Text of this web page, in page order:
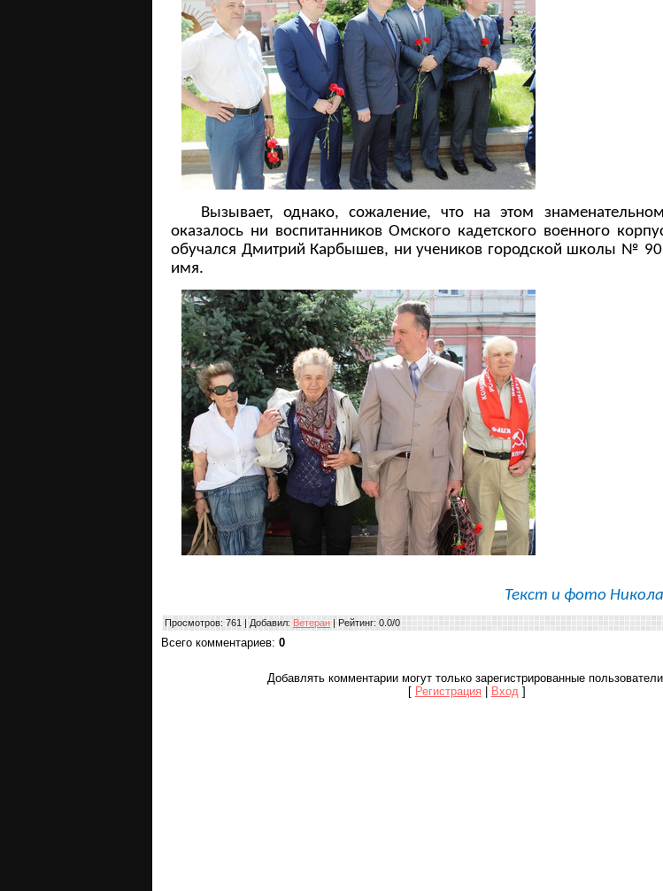
Вызывает, однако, сожаление, что на этом
оказалось ни воспитанников Омского кадетского военного
обучался Дмитрий Карбышев, ни учеников городской школы №
имя.
Текст и фото
Просмотров: 761 | Добавил: Ветеран | Рейтинг: 0.0/0
Всего комментариев: 0
Добавлять комментарии могут только зарегистрированные пользователи.
[ Регистрация Вход ]